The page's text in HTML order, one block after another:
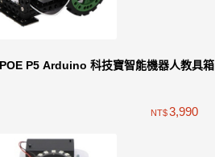
P5 Arduino 科技寶智能機器人教具箱
NT$3,990